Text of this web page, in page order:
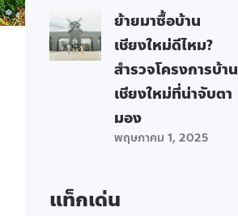
ย้ายมาซื้อบ้าน
เชียงใหม่ดีไหม?
สำรวจโครงการบ้าน
เชียงใหม่ที่น่าจับตา
มอง
พฤษภาคม 1, 2025
แท็กเด่น